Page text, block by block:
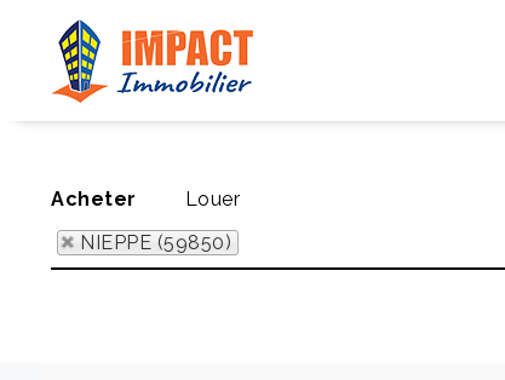
Acheter
Louer
NIEPPE (59850)